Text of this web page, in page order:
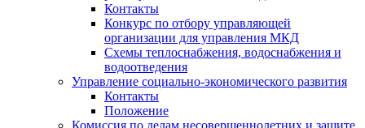
Контакты
Конкурс по отбору управляющей
организации для управления МКД
Схемы теплоснабжения, водоснабжения и
водоотведения
Управление социально-экономического развития
Контакты
Положение
Комиссия по делам несовершеннолетних и защите